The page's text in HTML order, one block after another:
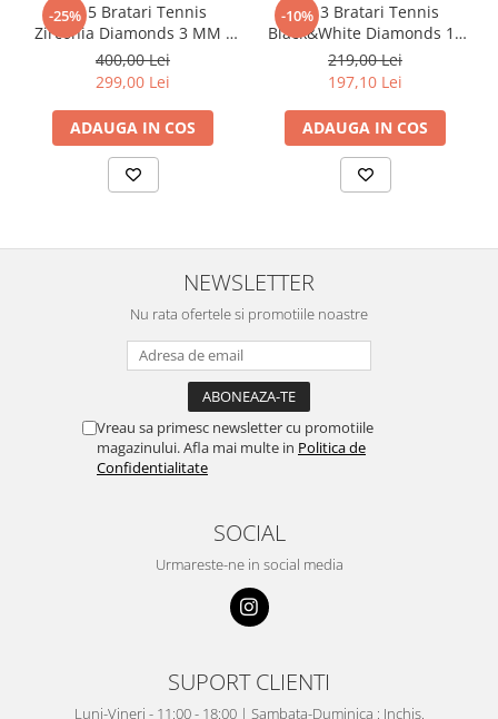
-25%
Set 5 Bratari Tennis
Zirconia Diamonds 3 MM /
19.5 CM
400,00 Lei
299,00 Lei
ADAUGA IN COS
-10%
Set 3 Bratari Tennis
Black&White Diamonds 19
CM
219,00 Lei
197,10 Lei
ADAUGA IN COS
NEWSLETTER
Nu rata ofertele si promotiile noastre
Vreau sa primesc newsletter cu promotiile
magazinului. Afla mai multe in Politica de
Confidentialitate
SOCIAL
Urmareste-ne in social media
SUPORT CLIENTI
Luni-Vineri - 11:00 - 18:00 | Sambata-Duminica : Inchis.